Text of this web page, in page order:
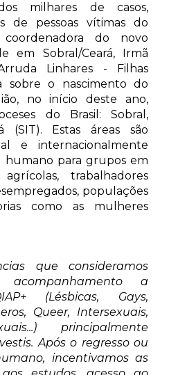
milhares de casos,
de pessoas vítimas do
do novo
em Sobral/Ceará, Irmã
Linhares - Filhas
sobre o nascimento do
no início deste ano,
do Brasil: Sobral,
(SIT). Estas áreas são
e internacionalmente
humano para grupos em
trabalhadores
populações
como as mulheres
que consideramos
a
(Lésbicas, Gays,
Queer, Intersexuais,
principalmente
Após o regresso ou
incentivamos as